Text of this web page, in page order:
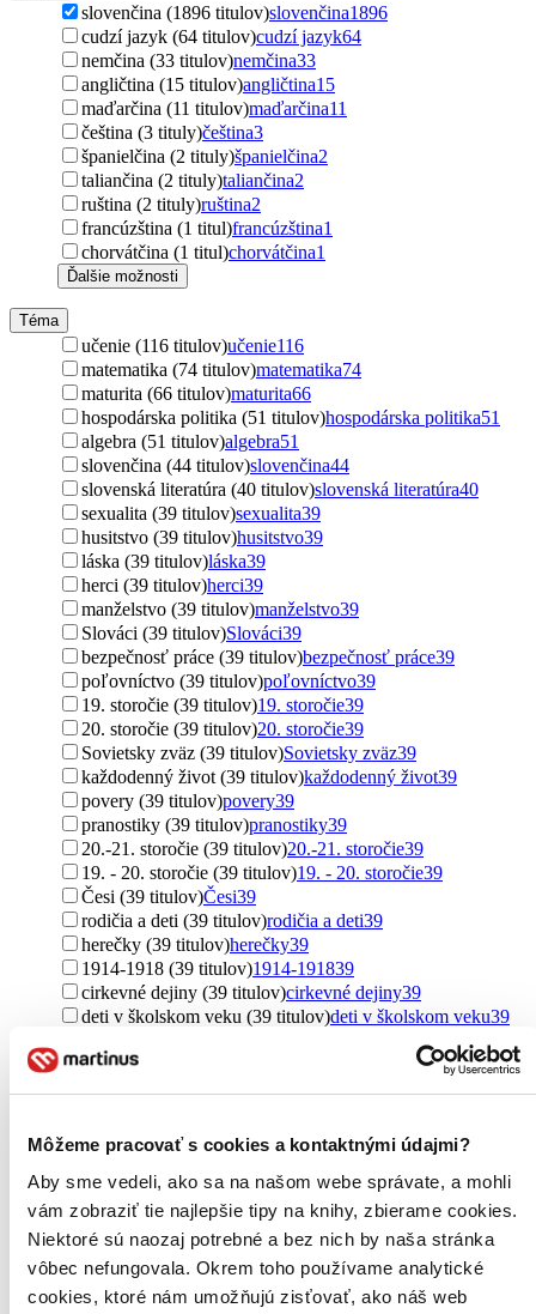
Môžeme pracovať s cookies a kontaktnými údajmi?
Aby sme vedeli, ako sa na našom webe správate, a mohli
vám zobraziť tie najlepšie tipy na knihy, zbierame cookies.
Niektoré sú naozaj potrebné a bez nich by naša stránka
vôbec nefungovala. Okrem toho používame analytické
cookies, ktoré nám umožňujú zisťovať, ako náš web
slovenčina (1896 titulov)slovenčina1896
cudzí jazyk (64 titulov)cudzí jazyk64
nemčina (33 titulov)nemčina33
angličtina (15 titulov)angličtina15
maďarčina (11 titulov)maďarčina11
čeština (3 tituly)čeština3
španielčina (2 tituly)španielčina2
taliančina (2 tituly)taliančina2
ruština (2 tituly)ruština2
francúzština (1 titul)francúzština1
chorvátčina (1 titul)chorvátčina1
Ďalšie možnosti
Téma
učenie (116 titulov)učenie116
matematika (74 titulov)matematika74
maturita (66 titulov)maturita66
hospodárska politika (51 titulov)hospodárska politika51
algebra (51 titulov)algebra51
slovenčina (44 titulov)slovenčina44
slovenská literatúra (40 titulov)slovenská literatúra40
sexualita (39 titulov)sexualita39
husitstvo (39 titulov)husitstvo39
láska (39 titulov)láska39
herci (39 titulov)herci39
manželstvo (39 titulov)manželstvo39
Slováci (39 titulov)Slováci39
bezpečnosť práce (39 titulov)bezpečnosť práce39
poľovníctvo (39 titulov)poľovníctvo39
19. storočie (39 titulov)19. storočie39
20. storočie (39 titulov)20. storočie39
Sovietsky zväz (39 titulov)Sovietsky zväz39
každodenný život (39 titulov)každodenný život39
povery (39 titulov)povery39
pranostiky (39 titulov)pranostiky39
20.-21. storočie (39 titulov)20.-21. storočie39
19. - 20. storočie (39 titulov)19. - 20. storočie39
Česi (39 titulov)Česi39
rodičia a deti (39 titulov)rodičia a deti39
herečky (39 titulov)herečky39
1914-1918 (39 titulov)1914-191839
cirkevné dejiny (39 titulov)cirkevné dejiny39
deti v školskom veku (39 titulov)deti v školskom veku39
kresťanská výchova 39
Ďalšie možnosti
pre študentov (423 titulov) pre študentov
423
pre žiakov (189 titulov)pre žiakov189
pre učiteľov (20 titulov)pre učiteľov20
pre podnikateľov (7 titulov)pre podnikateľov7
pre deti a mládež (5 titulov) pre deti a mládež
pre dospelých (4 tituly)
4
pre chlapcov (2 tituly)pre chlapcov2
pre ženy (2 tituly)pre ženy 2